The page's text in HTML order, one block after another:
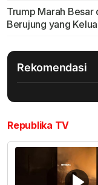
Trump Marah Besar
Berujung yang
Rekomendasi
Republika TV